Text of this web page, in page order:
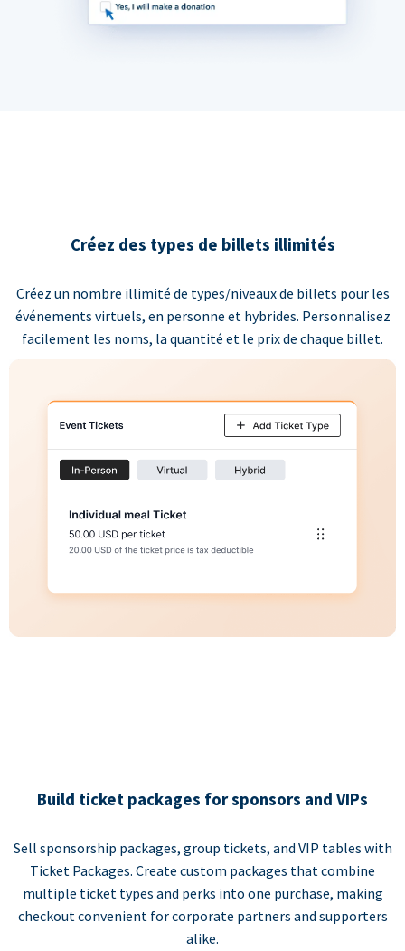
Créez des types de billets illimités
Créez un nombre illimité de types/niveaux de billets pour les
événements virtuels, en personne et hybrides. Personnalisez
facilement les noms, la quantité et le prix de chaque billet.
Build ticket packages for sponsors and VIPs
Sell sponsorship packages, group tickets, and VIP tables with
Ticket Packages. Create custom packages that combine
multiple ticket types and perks into one purchase, making
checkout convenient for corporate partners and supporters
alike.